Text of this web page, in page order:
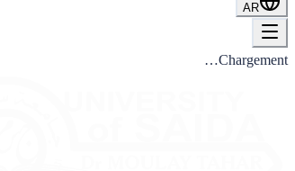
AR
Chargement…